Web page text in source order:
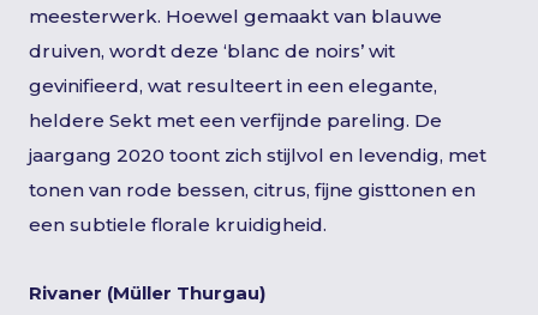
meesterwerk. Hoewel gemaakt van blauwe
druiven, wordt deze ‘blanc de noirs’ wit
gevinifieerd, wat resulteert in een elegante,
heldere Sekt met een verfijnde pareling. De
jaargang 2020 toont zich stijlvol en levendig, met
tonen van rode bessen, citrus, fijne gisttonen en
een subtiele florale kruidigheid.
Rivaner (Müller Thurgau)